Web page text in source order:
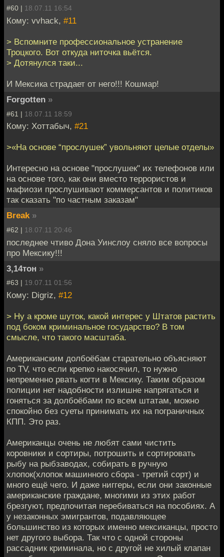
#60 | 18.07.11 16:54
Кому: vvhack, #11
> Вспомните профессиональное устранение
Троцкого. Вот откуда ниточка вьётся.
> Дотянулся таки...
И Мексика страдает от него!!! Кошмар!
Forgotten »
#61 | 18.07.11 18:59
Кому: Хоттабыч, #21
>«На основе “прослушек” увольняют целые отделы»
Интересно на основе "прослушек" их телефонов или
на основе того, как они вместо террористов и
мафиози прослушивают коммерсантов и политиков
так сказать "по частным заказам"
Break »
#62 | 18.07.11 20:46
последнее чтиво Дона Уинслоу сняло все вопросы
про Мексику!!!
3,14тон »
#63 | 19.07.11 01:56
Кому: Digriz, #12
> Ну а кроме шуток, какой интерес у Штатов растить
под боком криминальное государство? В том
смысле, что такого масштаба.
Американским долбоёбам старательно объясняют
по TV, что если крепко накосячил, то нужно
непременно рвать когти в Мексику. Таким образом
полиции нет надобности излишне напрягаться и
гоняться за долбоёбами по всем штатам, можно
спокойно без суеты принимать их на пограничных
КПП. Это раз.
Американцы очень не любят сами чистить
коровники и сортиры, потрошить и сортировать
рыбу на рыбзаводах, собирать в ручную
хлопок(хлопок машинного сбора - третий сорт) и
много ещё чего. И даже ниггеры, если они законные
американские граждане, многими из этих работ
брезгуют, предпочитая перебиваться на пособиях. А
у незаконных эмигрантов, подавляющее
большинство из которых именно мексиканцы, просто
нет другого выбора. Так что с одной стороны
рассадник криминала, но с другой не хилый клапан